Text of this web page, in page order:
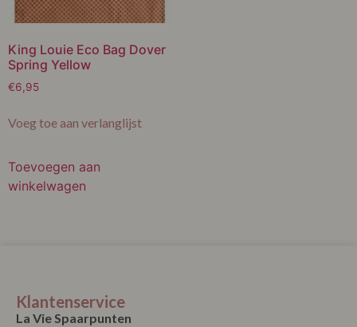
King Louie Eco Bag Dover
Spring Yellow
€6,95
Voeg toe aan verlanglijst
Toevoegen aan
winkelwagen
Klantenservice
La Vie Spaarpunten